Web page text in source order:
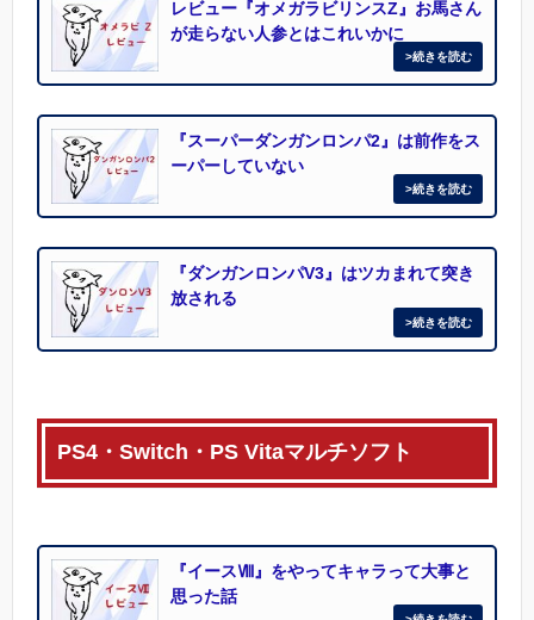
レビュー『オメガラビリンスZ』お馬さん
が走らない人参とはこれいかに
『スーパーダンガンロンパ2』は前作をス
ーパーしていない
『ダンガンロンパV3』はツカまれて突き
放される
PS4・Switch・PS Vitaマルチソフト
『イースⅧ』をやってキャラって大事と
思った話